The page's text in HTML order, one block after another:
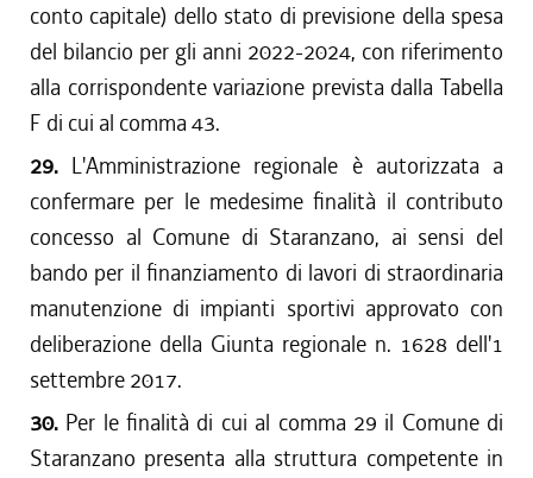
conto capitale) dello stato di previsione della spesa
del bilancio per gli anni 2022-2024, con riferimento
alla corrispondente variazione prevista dalla Tabella
F di cui al comma 43.
29. L'Amministrazione regionale è autorizzata a
confermare per le medesime finalità il contributo
concesso al Comune di Staranzano, ai sensi del
bando per il finanziamento di lavori di straordinaria
manutenzione di impianti sportivi approvato con
deliberazione della Giunta regionale n. 1628 dell'1
settembre 2017.
30. Per le finalità di cui al comma 29 il Comune di
Staranzano presenta alla struttura competente in